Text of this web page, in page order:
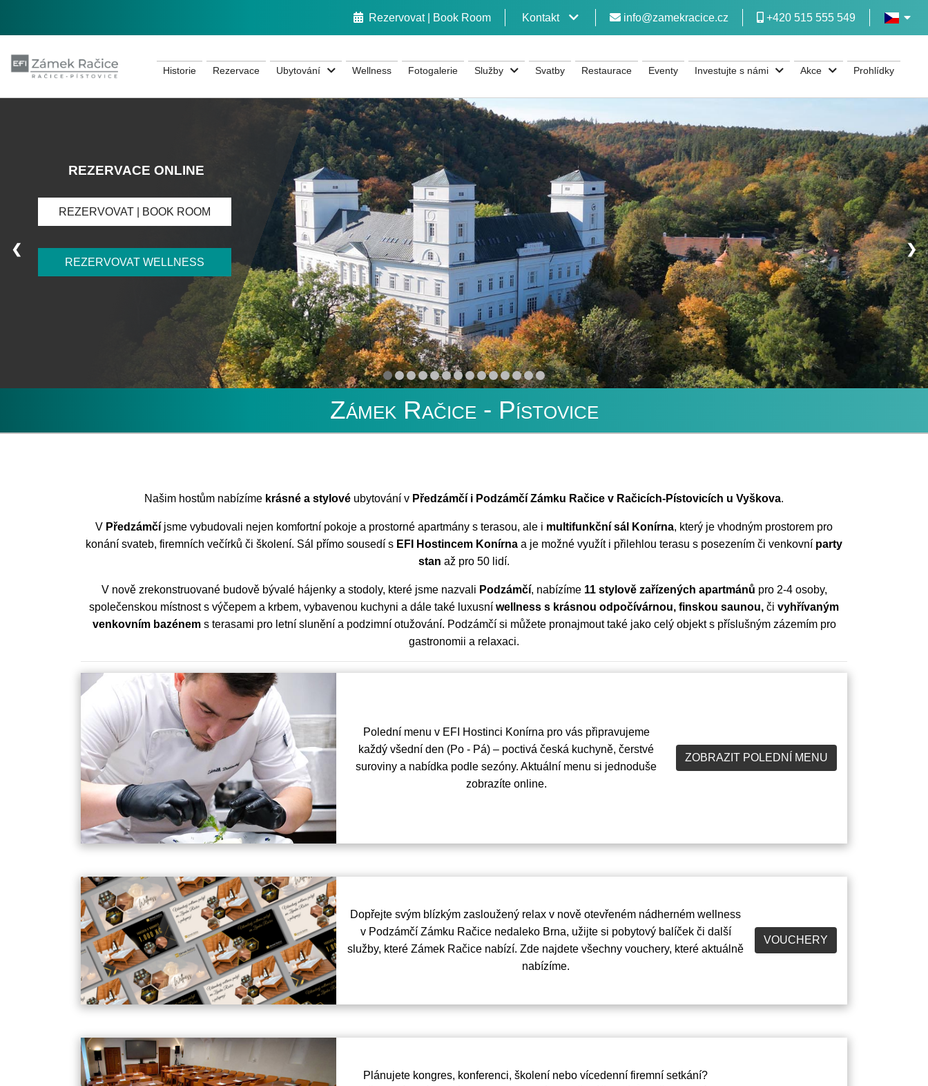
Rezervovat | Book Room Kontakt info@zamekracice.cz +420 515 555 549
Historie Rezervace Ubytování Wellness Fotogalerie Služby Svatby Restaurace Eventy Investujte s námi Akce Prohlídky
❮ ❯
REZERVACE ONLINE
REZERVOVAT | BOOK ROOM
REZERVOVAT WELLNESS
Zámek Račice - Pístovice
Našim hostům nabízíme krásné a stylové ubytování v Předzámčí i Podzámčí Zámku Račice v Račicích-Pístovicích u Vyškova.
V Předzámčí jsme vybudovali nejen komfortní pokoje a prostorné apartmány s terasou, ale i multifunkční sál Konírna, který je vhodným prostorem pro
konání svateb, firemních večírků či školení. Sál přímo sousedí s EFI Hostincem Konírna a je možné využít i přilehlou terasu s posezením či venkovní party
stan až pro 50 lidí.
V nově zrekonstruované budově bývalé hájenky a stodoly, které jsme nazvali Podzámčí, nabízíme 11 stylově zařízených apartmánů pro 2-4 osoby,
společenskou místnost s výčepem a krbem, vybavenou kuchyni a dále také luxusní wellness s krásnou odpočívárnou, finskou saunou, či vyhřívaným
venkovním bazénems terasami pro letní slunění a podzimní otužování. Podzámčí si můžete pronajmout také jako celý objekt s příslušným zázemím pro
gastronomii a relaxaci.
Polední menu v EFI Hostinci Konírna pro vás připravujeme
každý všední den (Po - Pá) – poctivá česká kuchyně, čerstvé
suroviny a nabídka podle sezóny. Aktuální menu si jednoduše
zobrazíte online.
ZOBRAZIT POLEDNÍ MENU
Dopřejte svým blízkým zasloužený relax v nově otevřeném nádherném wellness
v Podzámčí Zámku Račice nedaleko Brna, užijte si pobytový balíček či další
služby, které Zámek Račice nabízí. Zde najdete všechny vouchery, které aktuálně
nabízíme.
VOUCHERY
Plánujete kongres, konferenci, školení nebo vícedenní firemní setkání?